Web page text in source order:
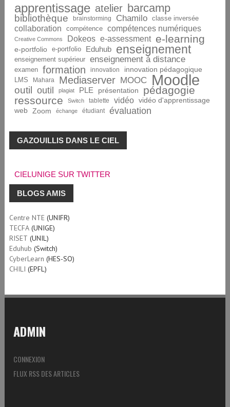
apprentissage atelier barcamp
bibliothèque brainstorming Chamilo classe inversée
collaboration compétence compétences numériques
Creative Commons Dokeos e-assessment e-learning
e-portfolio e-portfolio Eduhub enseignement
enseignement supérieur enseignement à distance
examen formation innovation innovation pédagogique
LMS Mahara Mediaserver MOOC Moodle
outil outil plagiat PLE présentation
pédagogie
ressource
Switch tablette vidéo
vidéo d'apprentissage
web
Zoom échange étudiant évaluation
GAZOUILLIS DANS LE CIEL
CIELUNIGE SUR TWITTER
BLOGS AMIS
Centre NTE (UNIFR)
TECFA(UNIGE)
RISET (UNIL)
Eduhub (Switch)
CyberLearn (HES-SO)
CHILI (EPFL)
ADMIN
CONNEXION
FLUX RSS DES ARTICLES